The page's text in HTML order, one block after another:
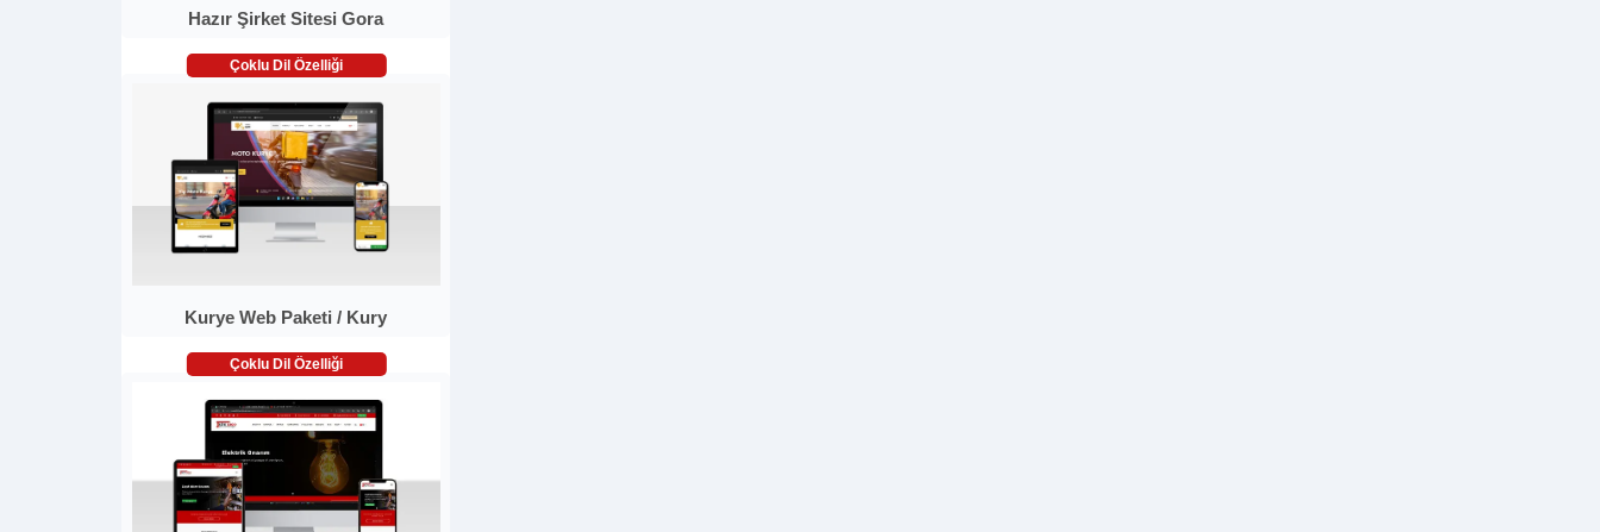
Hazır Şirket Sitesi Gora
Çoklu Dil Özelliği
Kurye Web Paketi / Kury
Çoklu Dil Özelliği